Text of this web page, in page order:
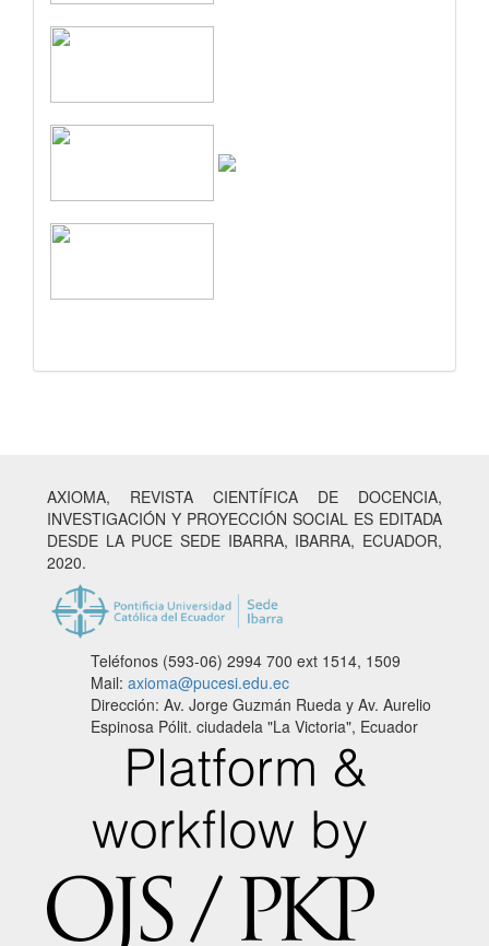
AXIOMA, REVISTA CIENTÍFICA DE DOCENCIA,
INVESTIGACIÓN Y PROYECCIÓN SOCIAL ES EDITADA
DESDE LA PUCE SEDE IBARRA, IBARRA, ECUADOR,
2020.
Teléfonos (593-06) 2994 700 ext 1514, 1509
Mail: axioma@pucesi.edu.ec
Dirección: Av. Jorge Guzmán Rueda y Av. Aurelio
Espinosa Pólit. ciudadela "La Victoria", Ecuador